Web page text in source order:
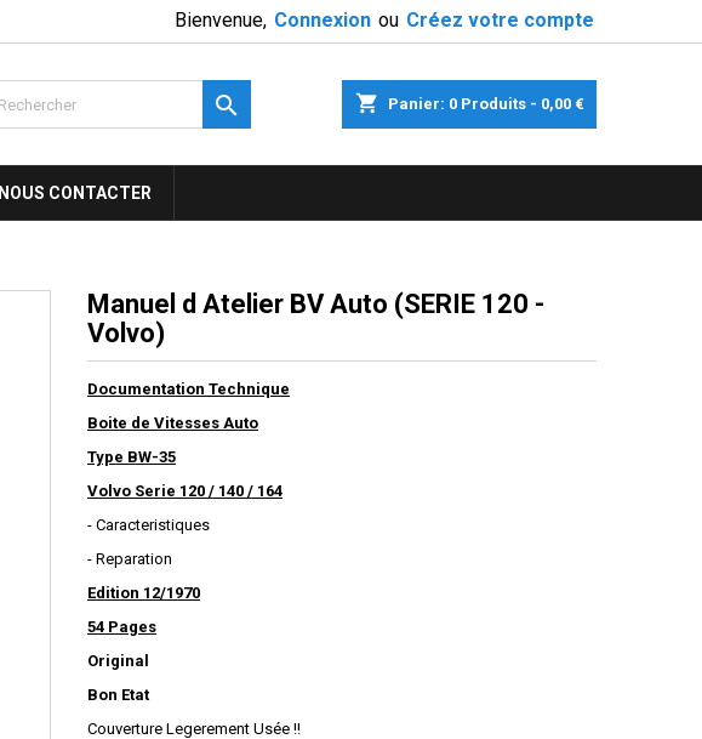
Bienvenue, Connexion ou Créez votre compte
shopping_cart Panier: 0 Produits - 0,00 €

NOUS CONTACTER
Manuel d Atelier BV Auto (SERIE 120 -
Volvo)
Documentation Technique
Boite de Vitesses Auto
Type BW-35
Volvo Serie 120 / 140 / 164
- Caracteristiques
- Reparation
Edition 12/1970
54 Pages
Original
Bon Etat
Couverture Legerement Usée !!